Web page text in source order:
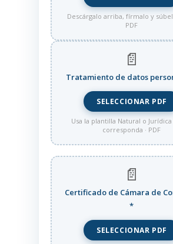
Descárgalo arriba, fírmalo y
PDF
📄
Tratamiento de datos
SELECCIONAR PDF
Usa la plantilla Natural o
corresponda · PDF
📄
Certificado de Cámara de
*
SELECCIONAR PDF